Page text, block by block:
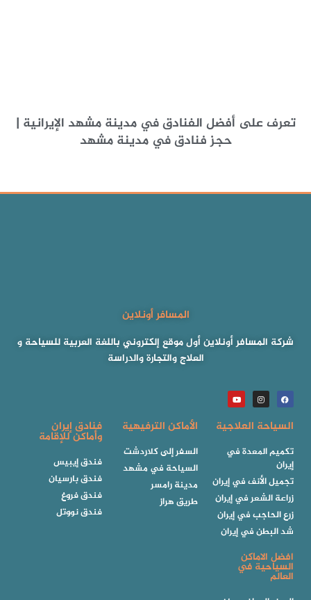
تعرف على أفضل الفنادق في مدينة مشهد الإيرانية |
حجز فنادق في مدينة مشهد
المسافر أونلاين
شركة المسافر أونلاين أول موقع إلكتروني باللغة العربية للسياحة و
العلاج والتجارة والدراسة
السياحة العلاجية
تكميم المعدة في
إيران
تجميل الأنف في إيران
زراعة الشعر في إيران
زرع الحاجب في إيران
شد البطن في إيران
الأماكن الترفيهية
السفر إلى كلاردشت
السياحة في مشهد
مدينة رامسر
طريق هراز
فنادق إيران
وأماكن للإقامة
فندق إيبيس
فندق بارسيان
فندق فروغ
فندق نووتل
افضل الاماكن
السياحية في
العالم